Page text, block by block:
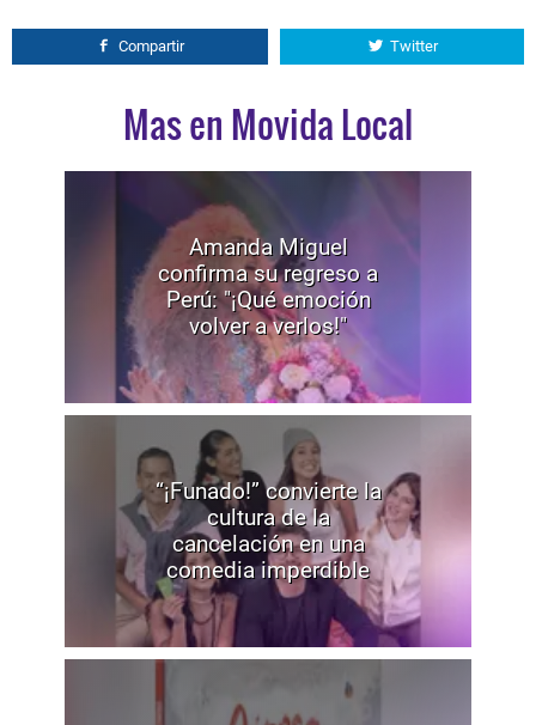
Compartir Twitter
Mas en Movida Local
Amanda Miguel
confirma su regreso a
Perú: "¡Qué emoción
volver a verlos!"
“¡Funado!” convierte la
cultura de la
cancelación en una
comedia imperdible